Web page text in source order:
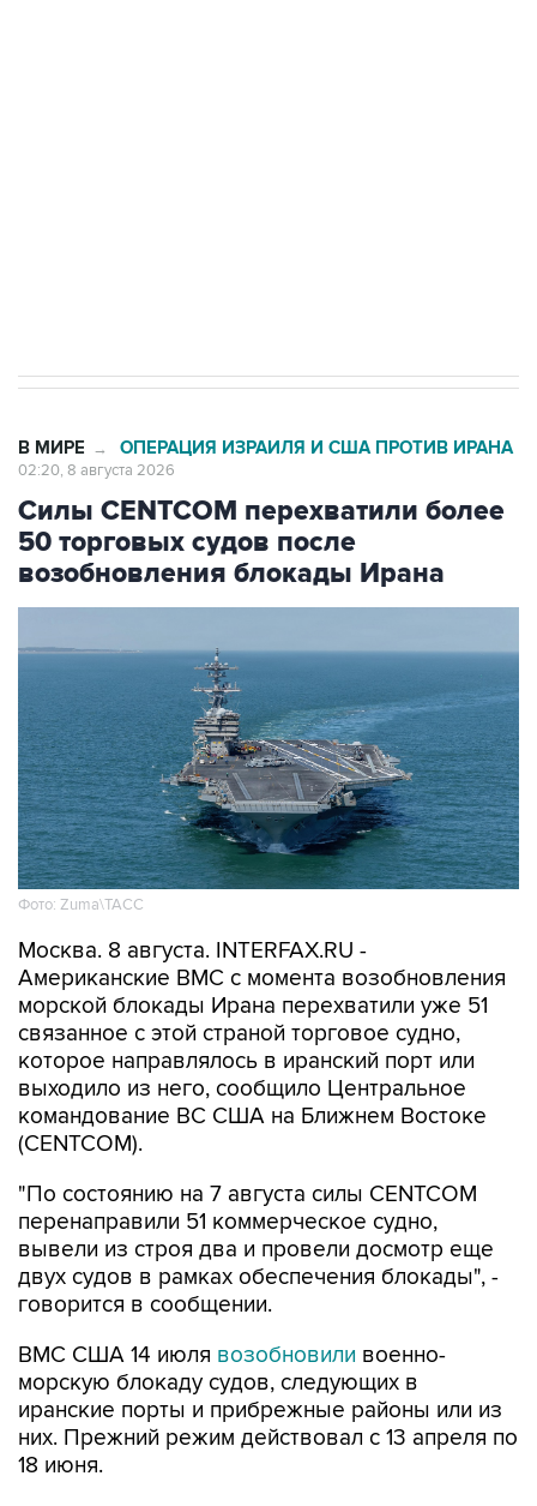
Силы CENTCOM перехватили более
50 торговых судов после
возобновления блокады Ирана
Фото: Zuma\ТАСС
Москва. 8 августа. INTERFAX.RU -
морской блокады Ирана перехватили уже 51
связанное с этой страной торговое судно,
которое направлялось в иранский порт или
выходило из него, сообщило Центральное
командование ВС США на Ближнем Востоке
(CENTCOM).
"По состоянию на 7 августа силы CENTCOM
вывели из строя два и провели досмотр еще
двух судов в рамках обеспечения блокады", -
говорится в сообщении.
ВМС США 14 июлявозобновили
иранские порты и прибрежные районы или из
них. Прежний режим действовал с 13 апреля по
18 июня.
За два месяца силы Центрального